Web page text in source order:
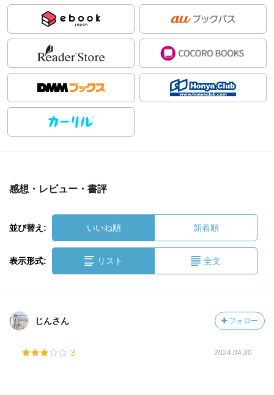
感想・レビュー・書評
並び替え: いいね順 新着順
表示形式: リスト 全文
じんさん フォロー
3 2024.04.30